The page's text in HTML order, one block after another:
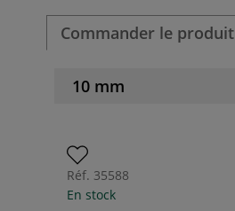
Commander le produit
10 mm
Réf. 35588
En stock